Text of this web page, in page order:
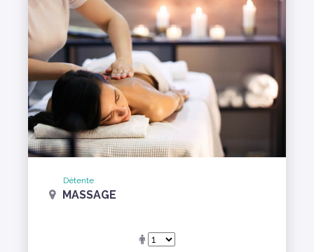
Détente
MASSAGE